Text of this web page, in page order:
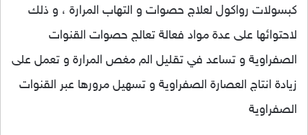
كبسولات رواكول لعلاج حصوات و التهاب المرارة ، و ذلك
لاحتوائها على عدة مواد فعالة تعالج حصوات القنوات
الصفراوية و تساعد في تقليل الم مغص المرارة و تعمل على
زيادة انتاج العصارة الصفراوية و تسهيل مرورها عبر القنوات
الصفراوية